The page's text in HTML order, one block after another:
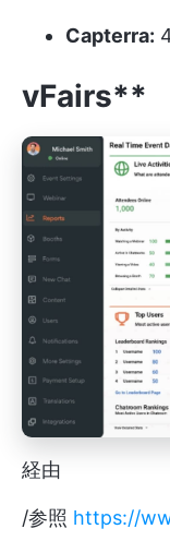
Capterra:
vFairs**
経由
/参照 https://